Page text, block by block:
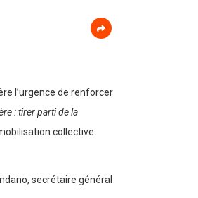
l’urgence de renforcer
: tirer parti de la
collective
secrétaire général